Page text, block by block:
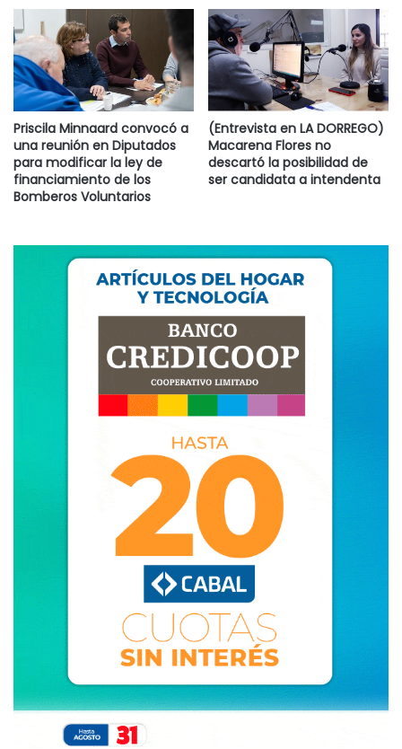
Concejales al momento de realizar la apertura periódica de
los buzones. Se procederá a la rotura de la faja de
protección y a la apertura del buzón ante la presencia de
los tenedores de llaves, labrándose un acta donde
constará:
1 – Personas Presentes.
2 – Número de sobres extraídos.
3 – Constancia de que el buzón de denuncias quedó vacío.
4 – Personas responsables de realizar la denuncia.
5 – Hora de apertura y de cierre del buzón.
Cerrado el buzón de denuncias se fajará la compuerta de
extracción con firma de los poseedores de las llaves y de
los presentes que quieran hacerlo.
ARTÍCULO 6º) Una vez abiertos los buzones, únicamente
la Autoridad judicial competente procederá a analizar el
contenido de los sobres, la verosimilitud de los hechos y
de corresponder la realización de la denuncia pertinente.-
ARTÍCULO 7º) Autorícese al Departamento Ejecutivo
Municipal a realizar todas la acciones necesarias a los
fines de que la comunidad esté informada sobre esta
herramienta y sobre cómo se deben efectuar las
denuncias.-
Priscila Minnaard convocó a
una reunión en Diputados
para modificar la ley de
financiamiento de los
Bomberos Voluntarios
(Entrevista en LA DORREGO)
Macarena Flores no
descartó la posibilidad de
ser candidata a intendenta